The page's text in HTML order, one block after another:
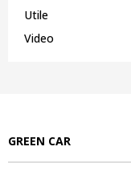
Utile
Video
GREEN CAR